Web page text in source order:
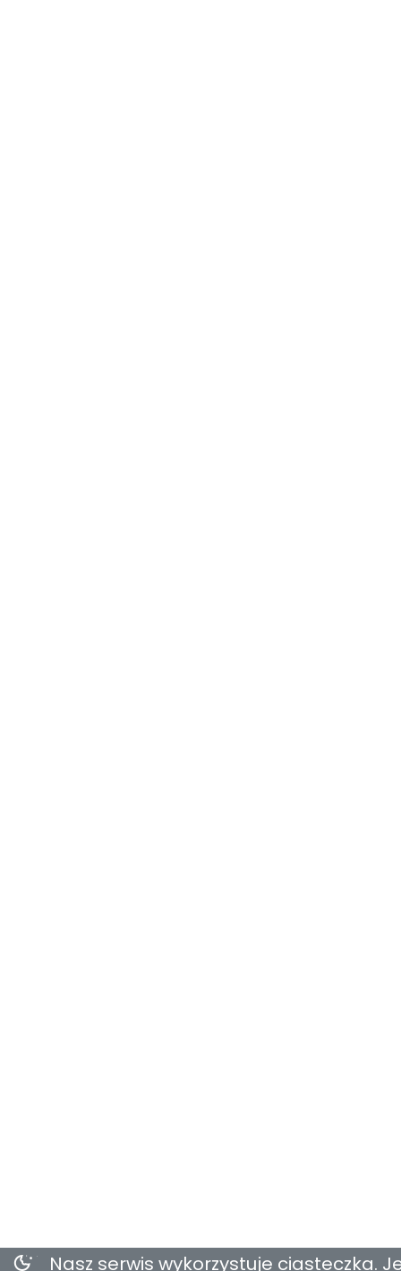
Nasz serwis wykorzystuje ciasteczka.